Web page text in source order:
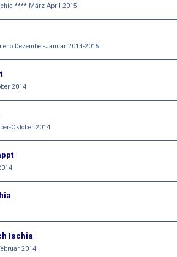
**** März-April 2015
Dezember-Januar 2014-2015
2014
Oktober 2014
Ischia
2014